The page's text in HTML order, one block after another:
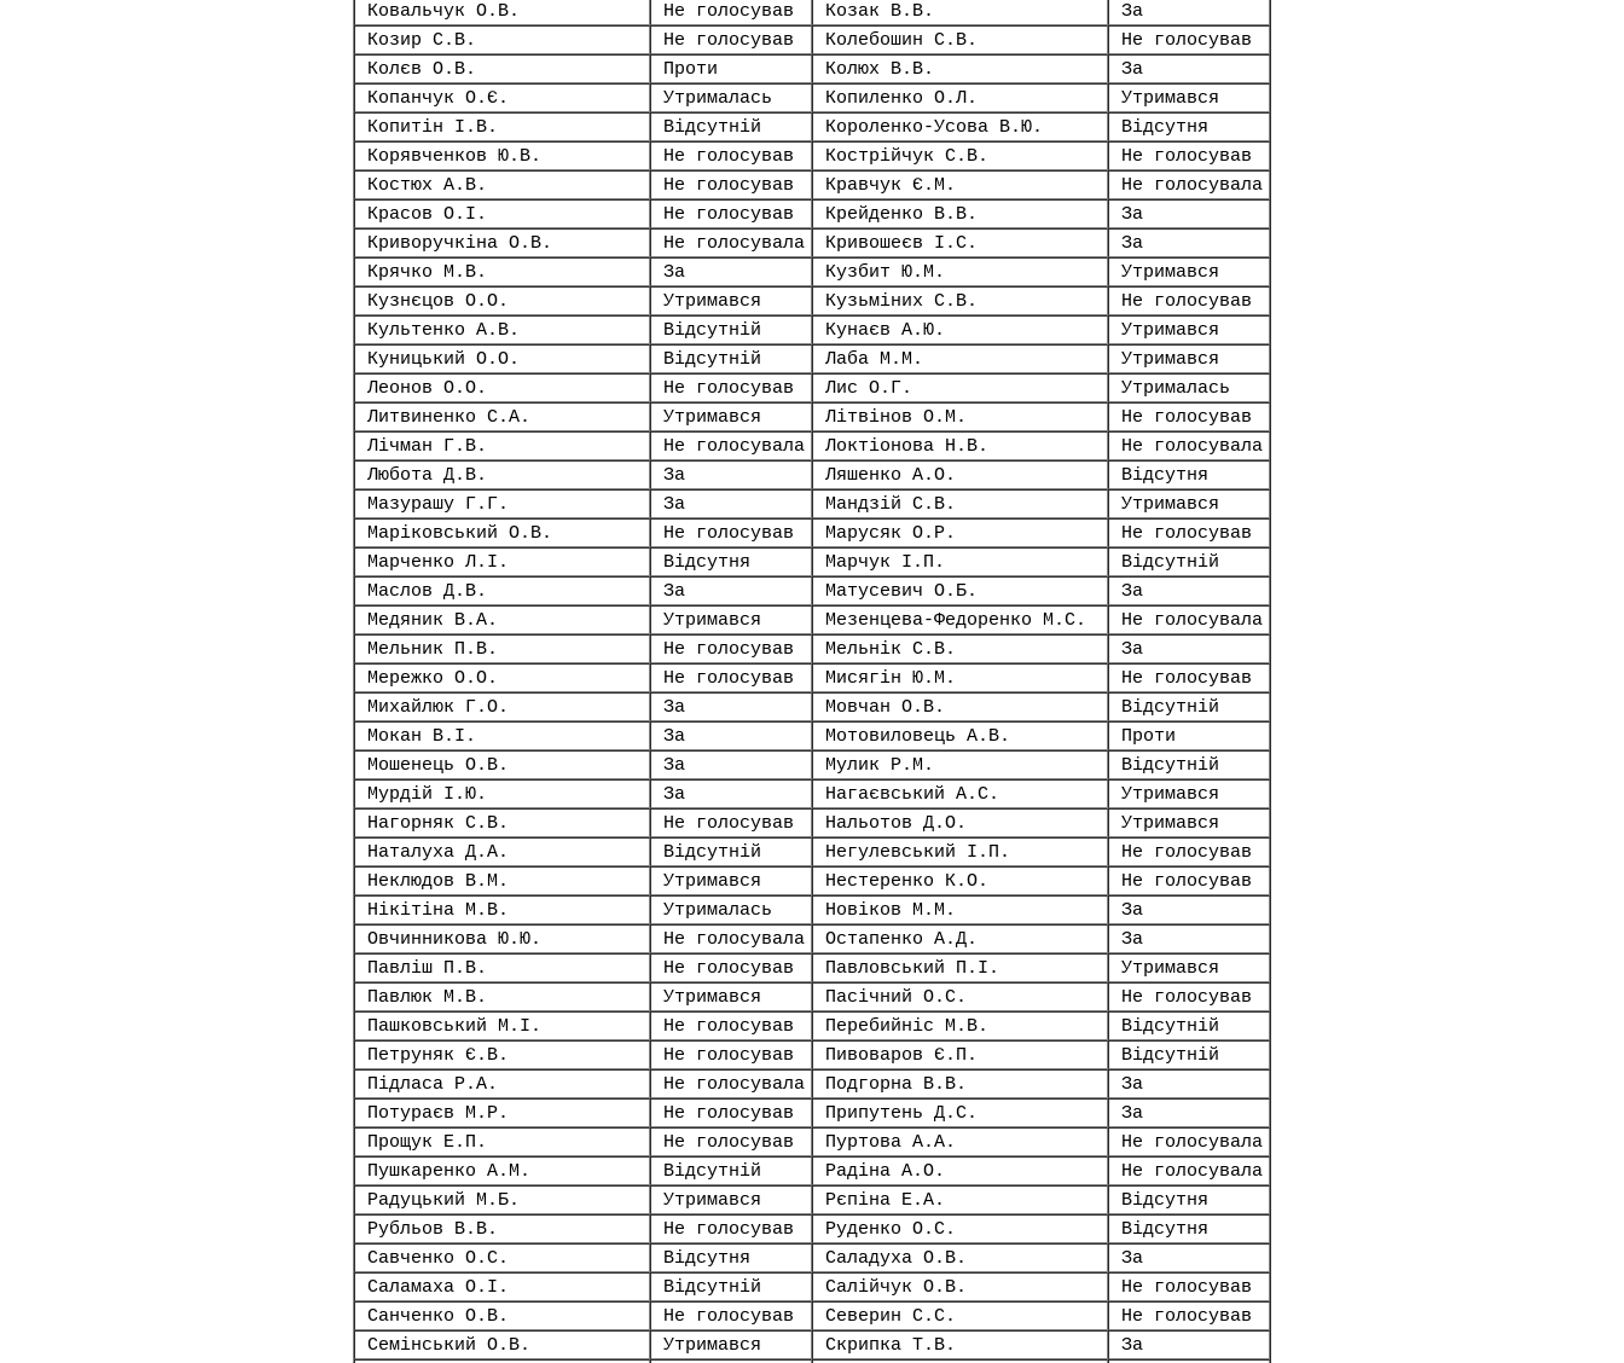
Ковальчук О.В.
Не голосував Козак В.В.
За
Козир С.В.
Не голосував Колебошин С.В.
Не голосував
Колєв О.В.
Проти Колюх В.В.
За
Копанчук О.Є.
Утрималась Копиленко О.Л.
Утримався
Копитін І.В.
Відсутній Короленко-Усова В.Ю.
Відсутня
Корявченков Ю.В.
Не голосував Кострійчук С.В.
Не голосував
Костюх А.В.
Не голосував Кравчук Є.М.
Не голосувала
Красов О.І.
Не голосував Крейденко В.В.
За
Криворучкіна О.В.
Не голосувала Кривошеєв І.С.
За
Крячко М.В.
За Кузбит Ю.М.
Утримався
Кузнєцов О.О.
Утримався Кузьміних С.В.
Не голосував
Культенко А.В.
Відсутній Кунаєв А.Ю.
Утримався
Куницький О.О.
Відсутній Лаба М.М.
Утримався
Леонов О.О.
Не голосував Лис О.Г.
Утрималась
Литвиненко С.А.
Утримався Літвінов О.М.
Не голосував
Лічман Г.В.
Не голосувала Локтіонова Н.В.
Не голосувала
Любота Д.В.
За Ляшенко А.О.
Відсутня
Мазурашу Г.Г.
За Мандзій С.В.
Утримався
Маріковський О.В.
Не голосував Марусяк О.Р.
Не голосував
Марченко Л.І.
Відсутня Марчук І.П.
Відсутній
Маслов Д.В.
За Матусевич О.Б.
За
Медяник В.А.
Утримався Мезенцева-Федоренко М.С.
Не голосувала
Мельник П.В.
Не голосував Мельнік С.В.
За
Мережко О.О.
Не голосував Мисягін Ю.М.
Не голосував
Михайлюк Г.О.
За Мовчан О.В.
Відсутній
Мокан В.І.
За Мотовиловець А.В.
Проти
Мошенець О.В.
За Мулик Р.М.
Відсутній
Мурдій І.Ю.
За Нагаєвський А.С.
Утримався
Нагорняк С.В.
Не голосував Нальотов Д.О.
Утримався
Наталуха Д.А.
Відсутній Негулевський І.П.
Не голосував
Неклюдов В.М.
Утримався Нестеренко К.О.
Не голосував
Нікітіна М.В.
Утрималась Новіков М.М.
За
Овчинникова Ю.Ю.
Не голосувала Остапенко А.Д.
За
Павліш П.В.
Не голосував Павловський П.І.
Утримався
Павлюк М.В.
Утримався Пасічний О.С.
Не голосував
Пашковський М.І.
Не голосував Перебийніс М.В.
Відсутній
Петруняк Є.В.
Не голосував Пивоваров Є.П.
Відсутній
Підласа Р.А.
Не голосувала Подгорна В.В.
За
Потураєв М.Р.
Не голосував Припутень Д.С.
За
Прощук Е.П.
Не голосував Пуртова А.А.
Не голосувала
Пушкаренко А.М.
Відсутній Радіна А.О.
Не голосувала
Радуцький М.Б.
Утримався Рєпіна Е.А.
Відсутня
Рубльов В.В.
Не голосував Руденко О.С.
Відсутня
Савченко О.С.
Відсутня Саладуха О.В.
За
Саламаха О.І.
Відсутній Салійчук О.В.
Не голосував
Санченко О.В.
Не голосував Северин С.С.
Не голосував
Семінський О.В.
Утримався Скрипка Т.В.
За